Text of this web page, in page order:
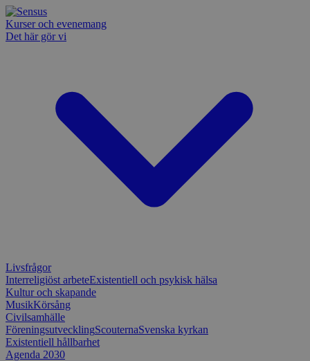
Kurser och evenemang
Det här gör vi
Livsfrågor
Interreligiöst arbeteExistentiell och psykisk hälsa
Kultur och skapande
MusikKörsång
Civilsamhälle
FöreningsutvecklingScouternaSvenska kyrkan
Existentiell hållbarhet
Agenda 2030